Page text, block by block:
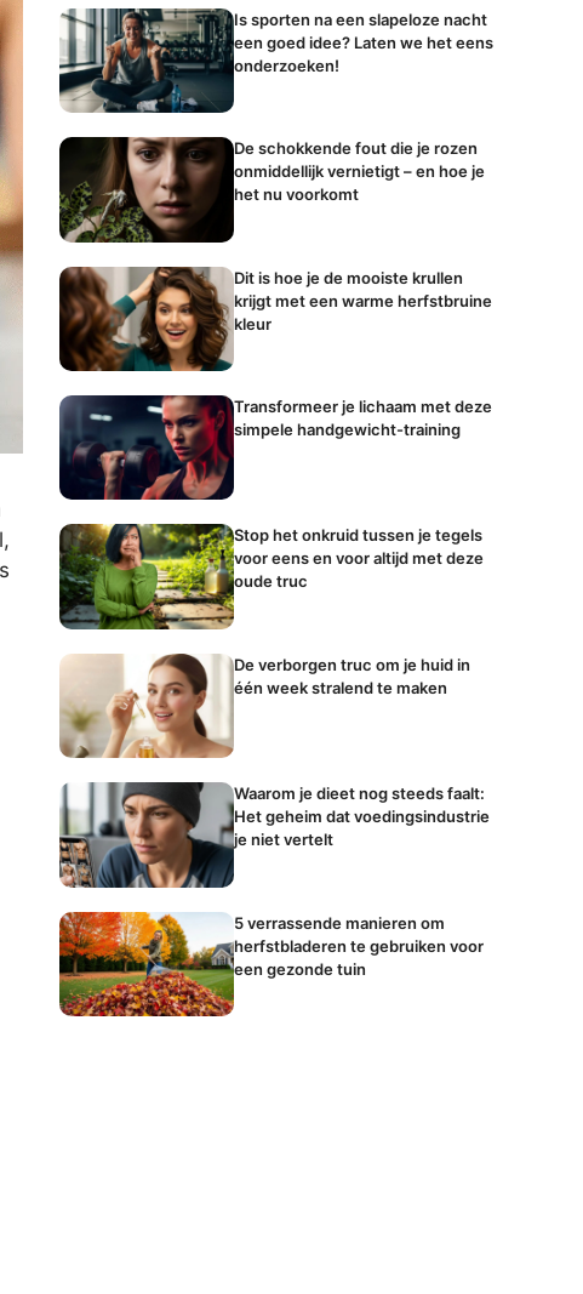
Is sporten na een slapeloze nacht
een goed idee? Laten we het eens
onderzoeken!
De schokkende fout die je rozen
onmiddellijk vernietigt – en hoe je
het nu voorkomt
Dit is hoe je de mooiste krullen
krijgt met een warme herfstbruine
kleur
Transformeer je lichaam met deze
simpele handgewicht-training
Stop het onkruid tussen je tegels
voor eens en voor altijd met deze
oude truc
De verborgen truc om je huid in
één week stralend te maken
Waarom je dieet nog steeds faalt:
Het geheim dat voedingsindustrie
je niet vertelt
5 verrassende manieren om
herfstbladeren te gebruiken voor
een gezonde tuin